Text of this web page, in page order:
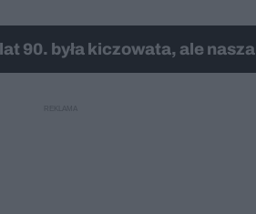
90. była kiczowata, ale nasza